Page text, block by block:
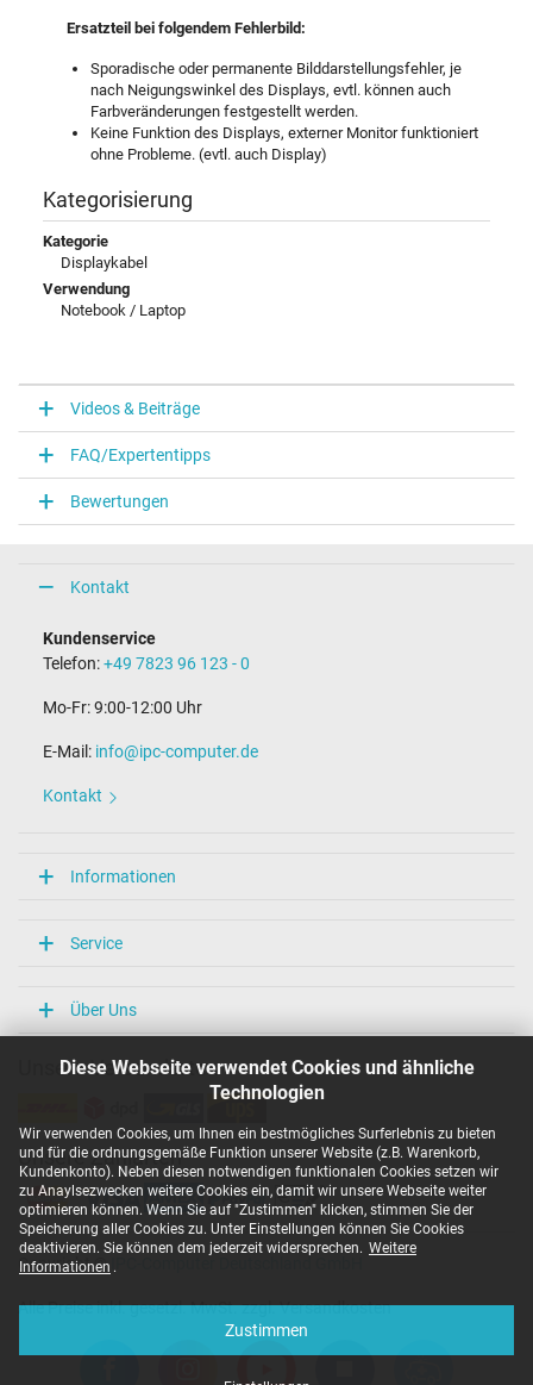
Diese Webseite verwendet Cookies und ähnliche
Technologien
Wir verwenden Cookies, um Ihnen ein bestmögliches Surferlebnis zu bieten
und für die ordnungsgemäße Funktion unserer Website (z.B. Warenkorb,
Kundenkonto). Neben diesen notwendigen funktionalen Cookies setzen wir
zu Anaylsezwecken weitere Cookies ein, damit wir unsere Webseite weiter
optimieren können. Wenn Sie auf "Zustimmen" klicken, stimmen Sie der
Speicherung aller Cookies zu. Unter Einstellungen können Sie Cookies
deaktivieren. Sie können dem jederzeit widersprechen. Weitere
Informationen .
Zustimmen
Ersatzteil bei folgendem Fehlerbild:
Sporadische oder permanente Bilddarstellungsfehler, je
nach Neigungswinkel des Displays, evtl. können auch
Farbveränderungen festgestellt werden.
Keine Funktion des Displays, externer Monitor funktioniert
ohne Probleme. (evtl. auch Display)
Kategorisierung
Kategorie
Displaykabel
Verwendung
Notebook / Laptop
Videos & Beiträge
FAQ/Expertentipps
Bewertungen
Kontakt
Kundenservice
Telefon:+49 7823 96 123 - 0
Mo-Fr: 9:00-12:00 Uhr
E-Mail: info@ipc-computer.de
Kontakt
Informationen
Service
Über Uns
Unsere Versandarten
Unsere Zahlarten
Copyright ©
Alle Preise inkl. gesetzl. MwSt. zzgl. Versandkosten